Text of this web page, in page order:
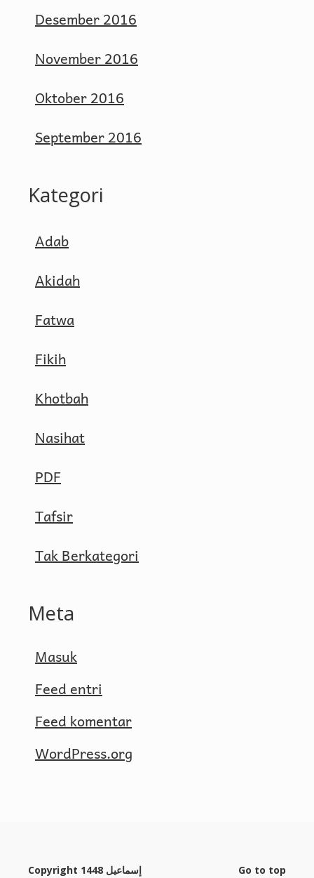
Desember 2016
November 2016
Oktober 2016
September 2016
Kategori
Adab
Akidah
Fatwa
Fikih
Khotbah
Nasihat
PDF
Tafsir
Tak Berkategori
Meta
Masuk
Feed entri
Feed komentar
WordPress.org
Copyright 1448 إسماعيل Go to top